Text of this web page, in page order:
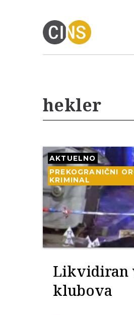
hekler
AKTUELNO
PREKOGRANIČNI
KRIMINAL
Likvidiran
klubova